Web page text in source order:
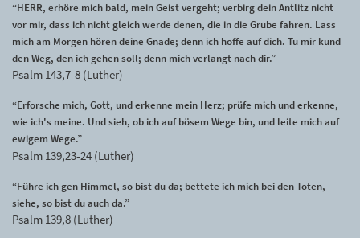
“HERR, erhöre mich bald, mein Geist vergeht; verbirg dein Antlitz nicht
vor mir, dass ich nicht gleich werde denen, die in die Grube fahren. Lass
mich am Morgen hören deine Gnade; denn ich hoffe auf dich. Tu mir kund
den Weg, den ich gehen soll; denn mich verlangt nach dir.”
Psalm 143,7-8 (Luther)
“Erforsche mich, Gott, und erkenne mein Herz; prüfe mich und erkenne,
wie ich's meine. Und sieh, ob ich auf bösem Wege bin, und leite mich auf
ewigem Wege.”
Psalm 139,23-24 (Luther)
“Führe ich gen Himmel, so bist du da; bettete ich mich bei den Toten,
siehe, so bist du auch da.”
Psalm 139,8 (Luther)